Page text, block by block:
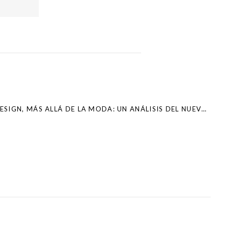
RESPONSIVE WEB DESIGN, MÁS ALLÁ DE LA MODA: UN ANÁLISIS DEL NUEVO TIME.COM